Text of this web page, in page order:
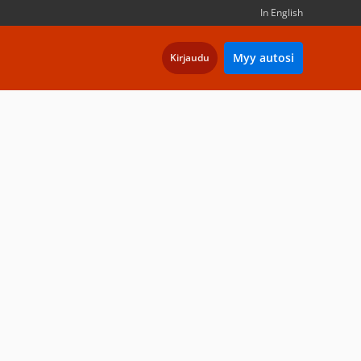
In English
Kirjaudu Myy autosi